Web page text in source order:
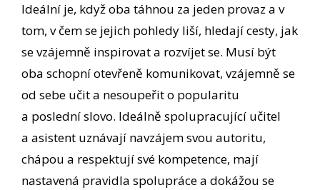
Ideální je, když oba táhnou za jeden provaz a v
tom, v čem se jejich pohledy liší, hledají cesty, jak
se vzájemně inspirovat a rozvíjet se. Musí být
oba schopní otevřeně komunikovat, vzájemně se
od sebe učit a nesoupeřit o popularitu
a poslední slovo. Ideálně spolupracující učitel
a asistent uznávají navzájem svou autoritu,
chápou a respektují své kompetence, mají
nastavená pravidla spolupráce a dokážou se